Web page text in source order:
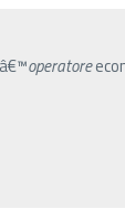
operatore